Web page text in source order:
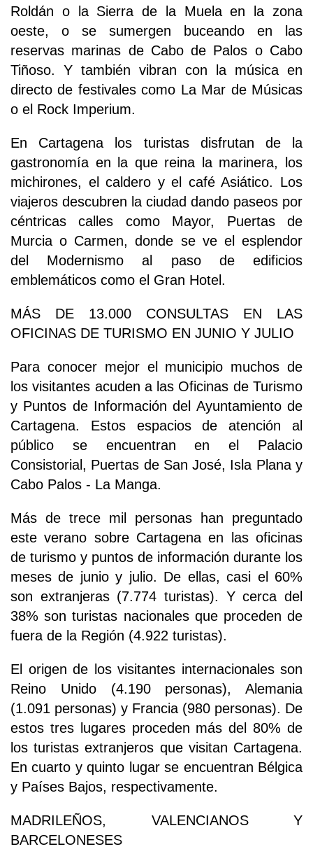
Roldán o la Sierra de la Muela en la zona
oeste, o se sumergen buceando en las
reservas marinas de Cabo de Palos o Cabo
Tiñoso. Y también vibran con la música en
directo de festivales como La Mar de Músicas
o el Rock Imperium.
En Cartagena los turistas disfrutan de la
gastronomía en la que reina la marinera, los
michirones, el caldero y el café Asiático. Los
viajeros descubren la ciudad dando paseos por
céntricas calles como Mayor, Puertas de
Murcia o Carmen, donde se ve el esplendor
del Modernismo al paso de edificios
emblemáticos como el Gran Hotel.
MÁS DE 13.000 CONSULTAS EN LAS
OFICINAS DE TURISMO EN JUNIO Y JULIO
Para conocer mejor el municipio muchos de
los visitantes acuden a las Oficinas de Turismo
y Puntos de Información del Ayuntamiento de
Cartagena. Estos espacios de atención al
público se encuentran en el Palacio
Consistorial, Puertas de San José, Isla Plana y
Cabo Palos - La Manga.
Más de trece mil personas han preguntado
este verano sobre Cartagena en las oficinas
de turismo y puntos de información durante los
meses de junio y julio. De ellas, casi el 60%
son extranjeras (7.774 turistas). Y cerca del
38% son turistas nacionales que proceden de
fuera de la Región (4.922 turistas).
El origen de los visitantes internacionales son
Reino Unido (4.190 personas), Alemania
(1.091 personas) y Francia (980 personas). De
estos tres lugares proceden más del 80% de
los turistas extranjeros que visitan Cartagena.
En cuarto y quinto lugar se encuentran Bélgica
y Países Bajos, respectivamente.
MADRILEÑOS, VALENCIANOS Y
BARCELONESES